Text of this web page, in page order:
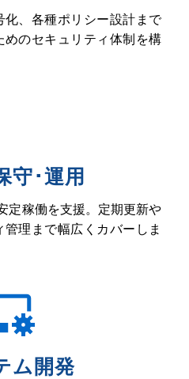
、各種ポリシー設計まで
のセキュリティ体制を構
守･運用
定稼働を支援。定期更新や
理まで幅広くカバーしま
ム開発